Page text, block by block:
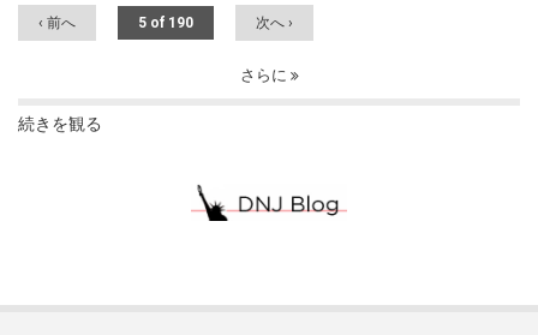
‹ 前へ 5 of 190 次へ ›
さらに
続きを観る